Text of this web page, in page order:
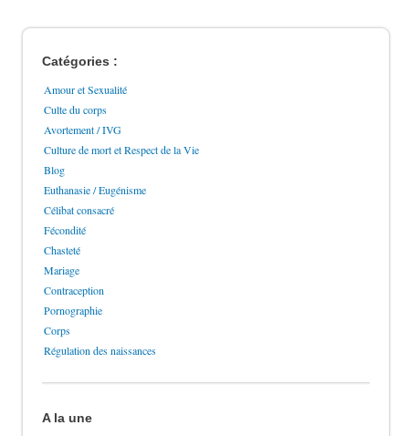
Catégories :
Amour et Sexualité
Culte du corps
Avortement / IVG
Culture de mort et Respect de la Vie
Blog
Euthanasie / Eugénisme
Célibat consacré
Fécondité
Chasteté
Mariage
Contraception
Pornographie
Corps
Régulation des naissances
A la une